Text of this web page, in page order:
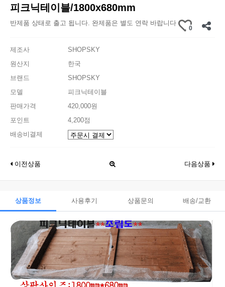
피크닉테이블/1800x680mm
반제품 상태로 출고 됩니다. 완제품은 별도 연락 바랍니다
0
제조사
SHOPSKY
원산지
한국
브랜드
SHOPSKY
모델
피크닉테이블
판매가격
420,000원
포인트
4,200점
배송비결제
이전상품 다음상품
상품정보 사용후기 상품문의 배송/교환